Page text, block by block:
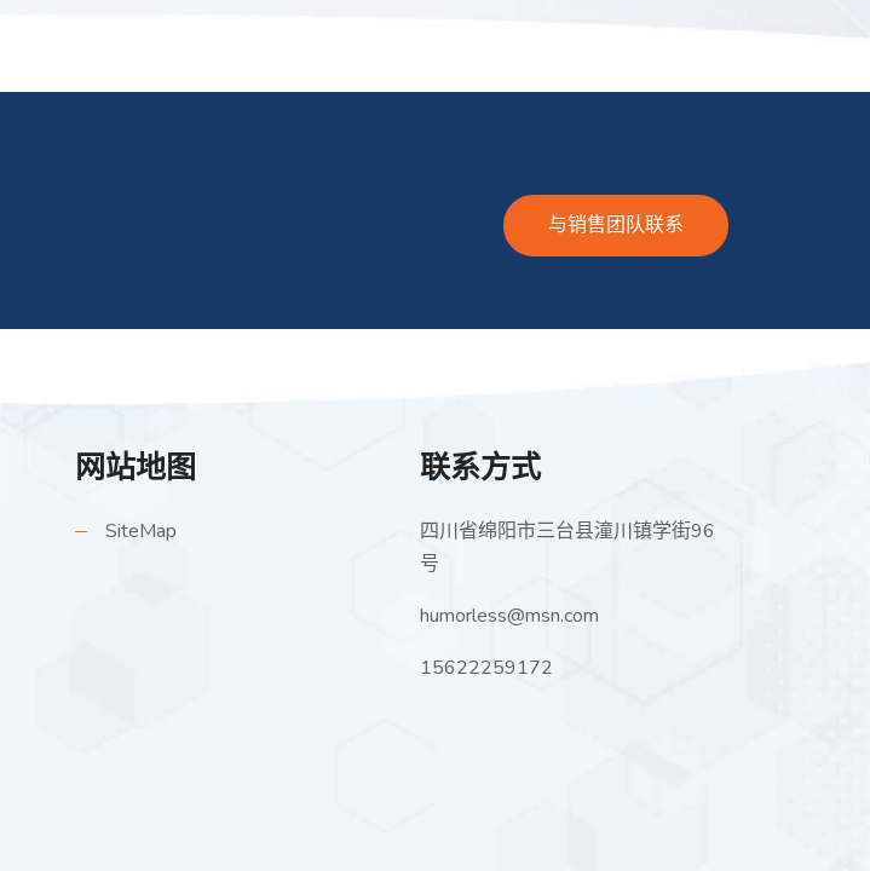
与销售团队联系
网站地图
SiteMap
联系方式
四川省绵阳市三台县潼川镇学街96
号
humorless@msn.com
15622259172